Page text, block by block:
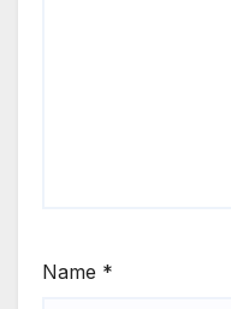
Name *